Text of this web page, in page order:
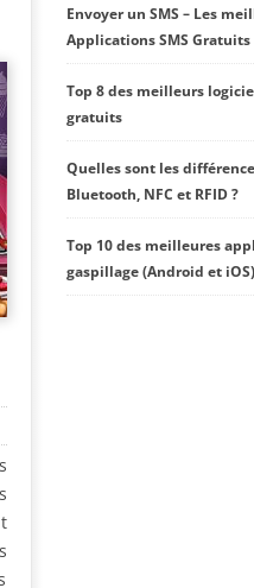
Envoyer un SMS – Les
Applications SMS Gratuits
Top 8 des meilleurs
gratuits
Quelles sont les
Bluetooth, NFC et RFID ?
Top 10 des meilleures
gaspillage (Android et iOS)